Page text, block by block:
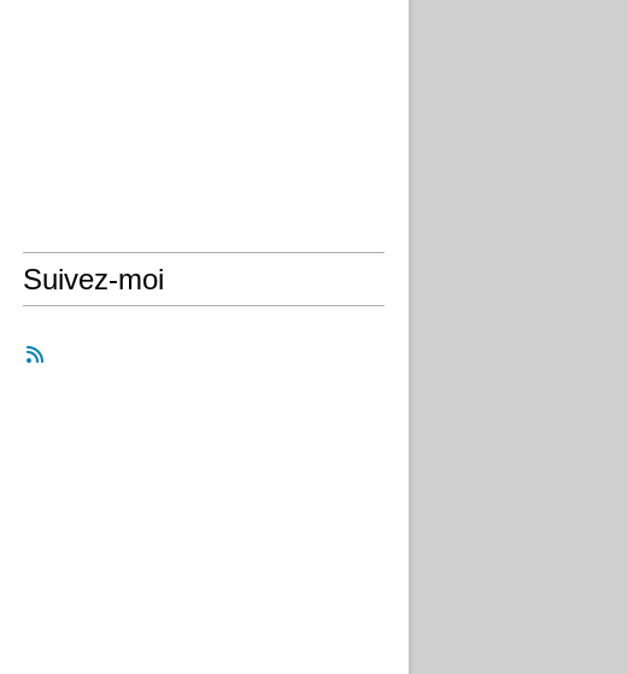
Suivez-moi